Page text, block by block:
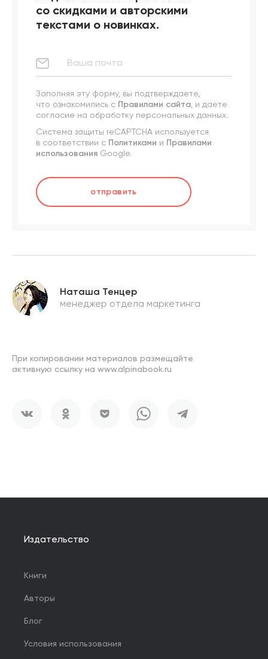
со скидками и авторскими
текстами о новинках.
Заполняя эту форму, вы подтверждаете,
что ознакомились с Правилами сайта, и даете
согласие на обработку персональных данных.
Система защиты reCAPTCHA используется
в соответствии с Политиками и Правилами
использования Google.
отправить
Наташа Тенцер
менеджер отдела маркетинга
При копировании материалов размещайте
активную ссылку на www.alpinabook.ru
Издательство
Книги
Авторы
Блог
Условия использования